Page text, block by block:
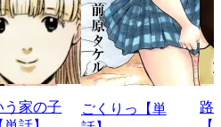
う家の子
ごくりっ【単
路